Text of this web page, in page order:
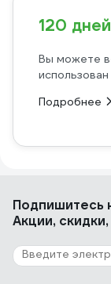
120
Вы можете
использован
Подробнее
Подпишитесь
Акции,